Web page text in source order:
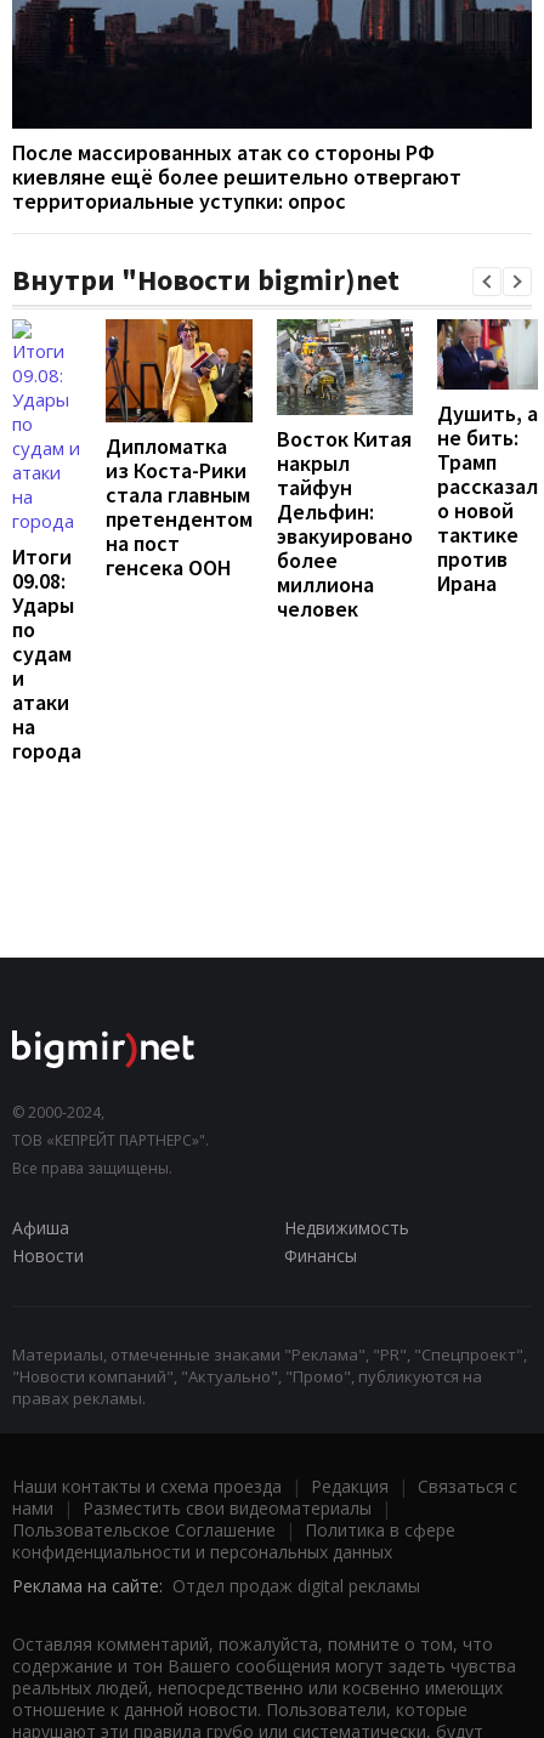
После массированных атак со стороны РФ
киевляне ещё более решительно отвергают
территориальные уступки: опрос
Внутри "Новости bigmir)net
Итоги
09.08:
Удары
по
судам
и
атаки
на
города
Дипломатка
из Коста-Рики
стала главным
претендентом
на пост
генсека ООН
Восток Китая
накрыл
тайфун
Дельфин:
эвакуировано
более
миллиона
человек
Душить, а
не бить:
Трамп
рассказал
о новой
тактике
против
Ирана
© 2000-2024,
ТОВ «КЕПРЕЙТ ПАРТНЕРС»".
Все права защищены.
Афиша
Недвижимость
Новости
Финансы
Материалы, отмеченные знаками "Реклама", "PR", "Спецпроект",
"Новости компаний", "Актуально", "Промо", публикуются на
правах рекламы.
Наши контакты и схема проезда | Редакция | Связаться с
нами | Разместить свои видеоматериалы |
Пользовательское Соглашение |
Политика в сфере
конфиденциальности и персональных данных
Реклама на сайте: Отдел продаж digital рекламы
Оставляя комментарий, пожалуйста, помните о том, что
содержание и тон Вашего сообщения могут задеть чувства
реальных людей, непосредственно или косвенно имеющих
отношение к данной новости. Пользователи, которые
нарушают эти правила грубо или систематически, будут